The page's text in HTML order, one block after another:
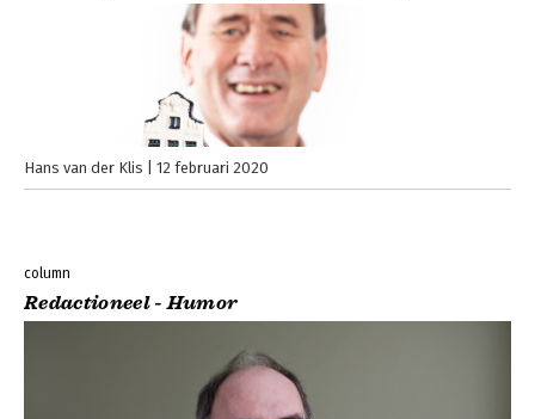
Hans van der Klis 12 februari 2020
column
Redactioneel - Humor